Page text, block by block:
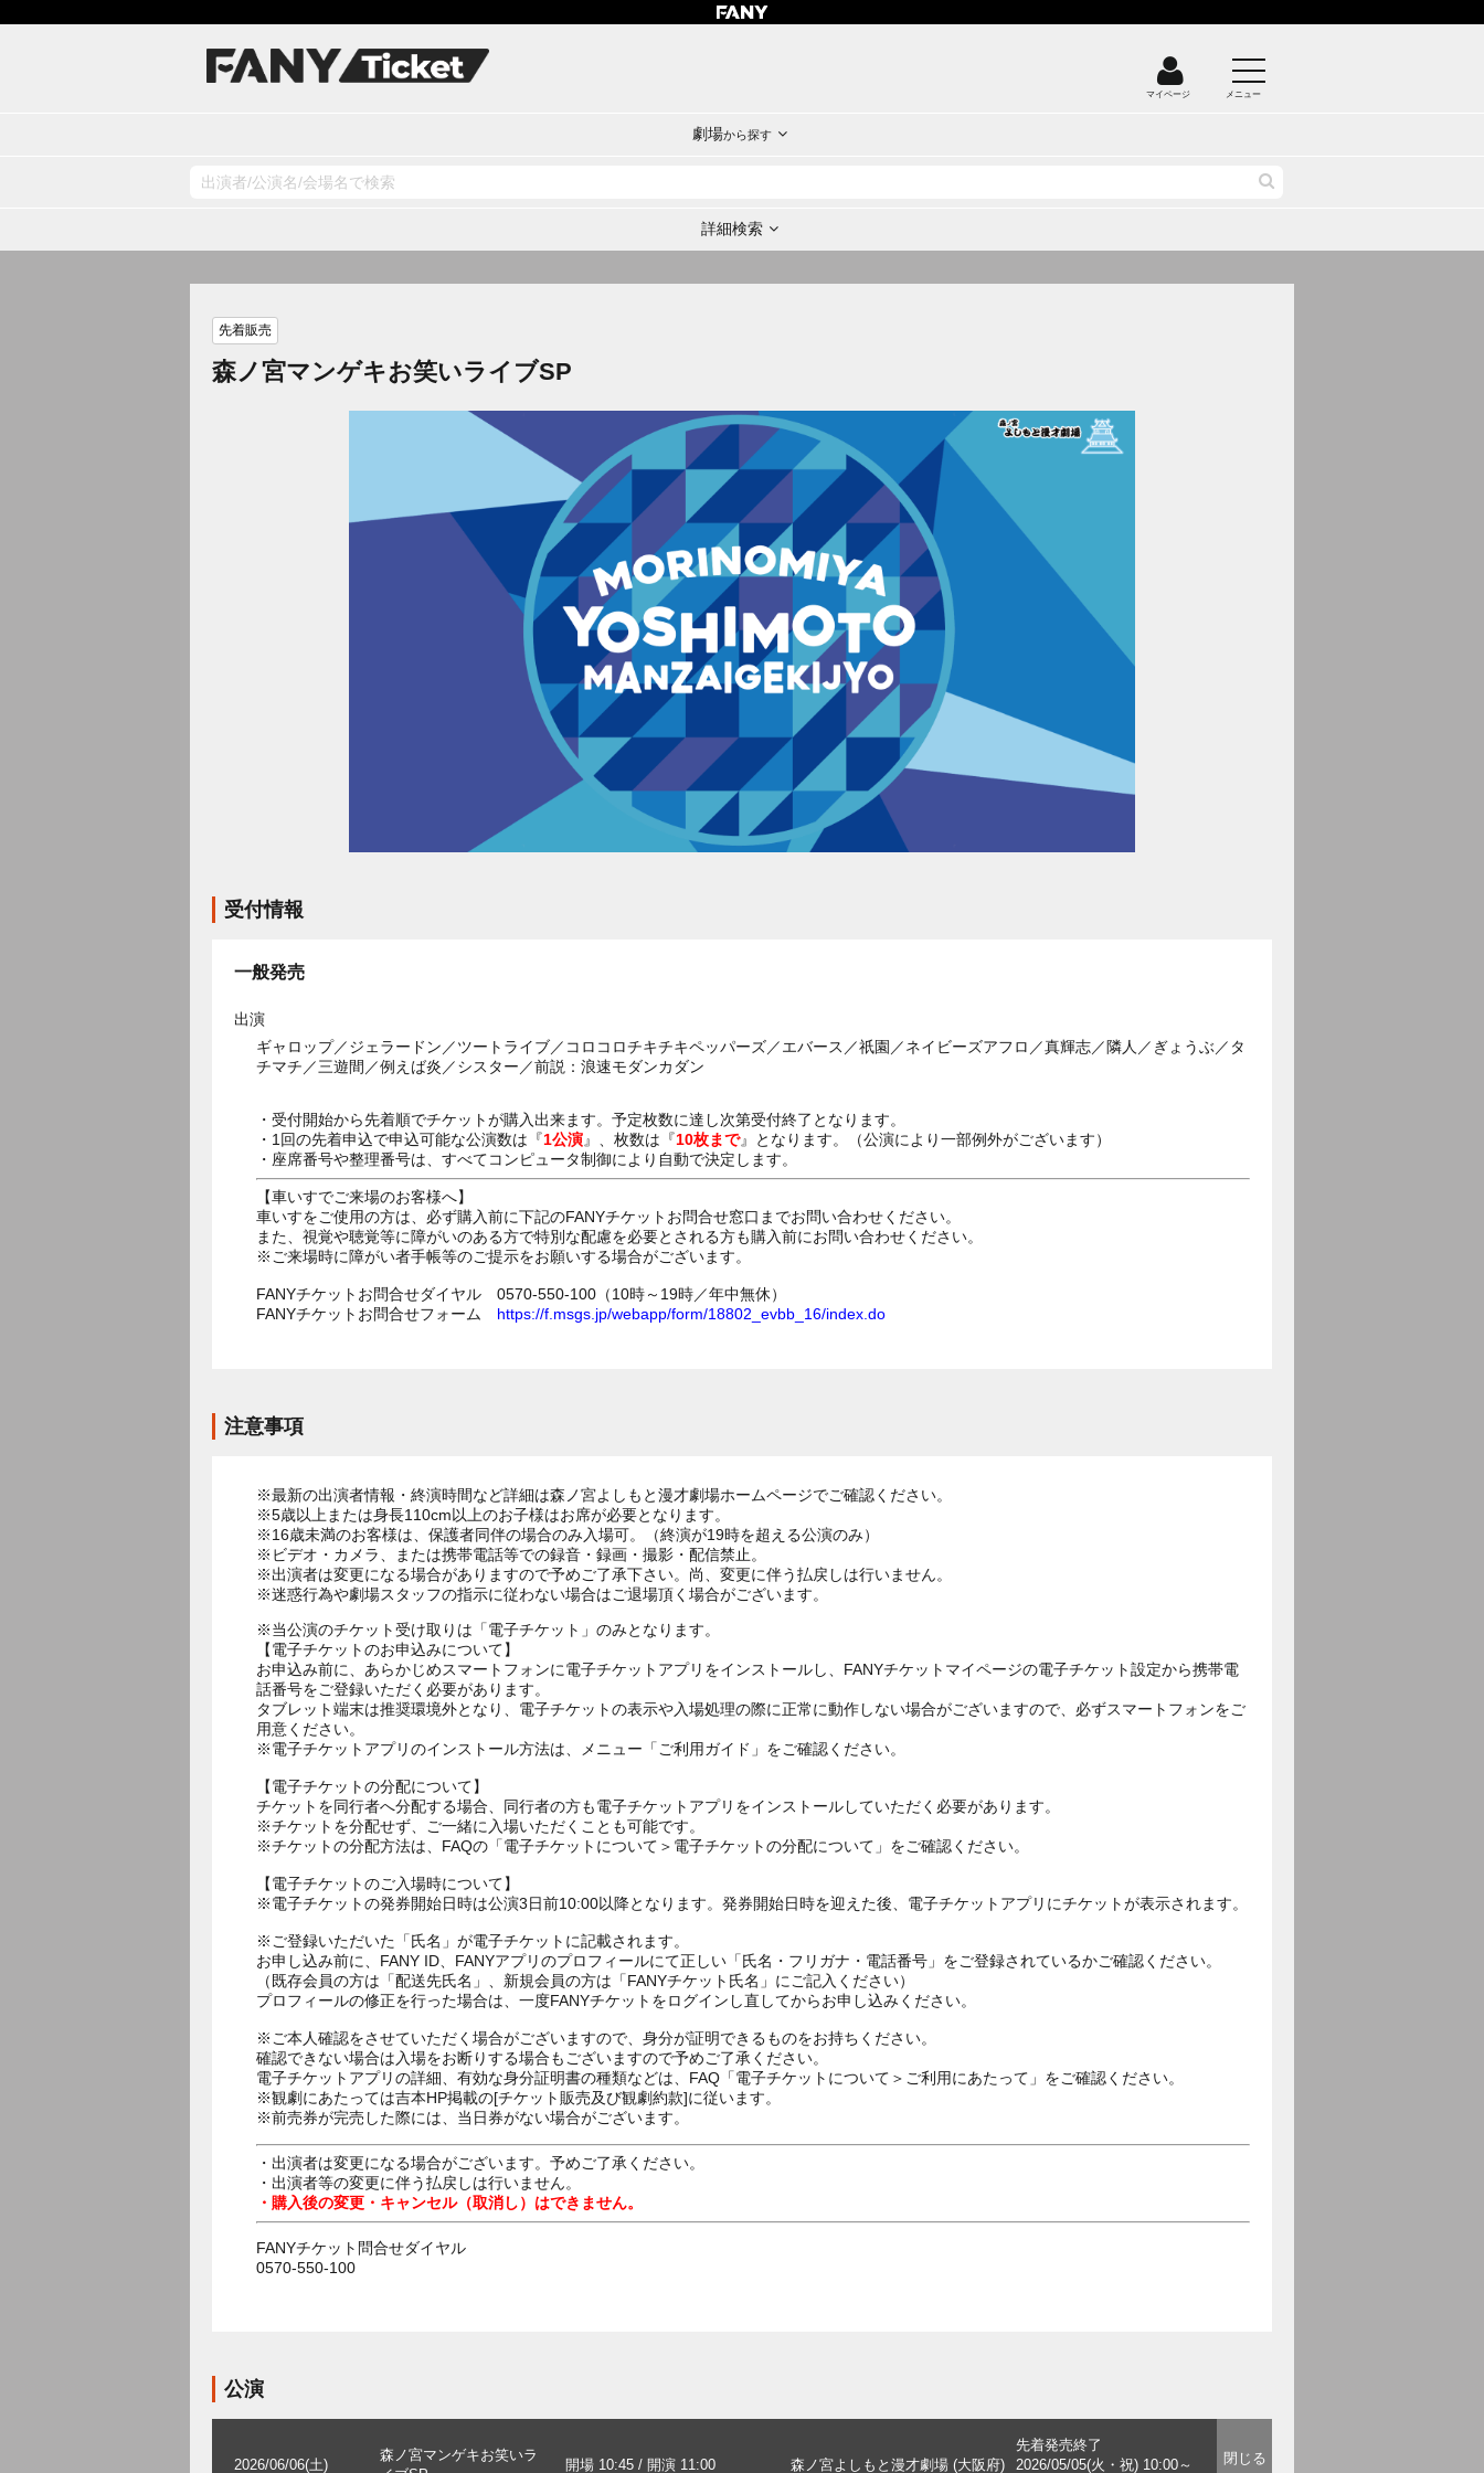
マイページ メニュー
劇場から探す
詳細検索
先着販売
森ノ宮マンゲキお笑いライブSP
受付情報
一般発売
出演
ギャロップ／ジェラードン／ツートライブ／コロコロチキチキペッパーズ／エバース／祇園／ネイビーズアフロ／真輝志／隣人／ぎょうぶ／タ
チマチ／三遊間／例えば炎／シスター／前説：浪速モダンカダン
・受付開始から先着順でチケットが購入出来ます。予定枚数に達し次第受付終了となります。
・1回の先着申込で申込可能な公演数は『1公演』、枚数は『10枚まで』となります。（公演により一部例外がございます）
・座席番号や整理番号は、すべてコンピュータ制御により自動で決定します。
【車いすでご来場のお客様へ】
車いすをご使用の方は、必ず購入前に下記のFANYチケットお問合せ窓口までお問い合わせください。
また、視覚や聴覚等に障がいのある方で特別な配慮を必要とされる方も購入前にお問い合わせください。
※ご来場時に障がい者手帳等のご提示をお願いする場合がございます。
FANYチケットお問合せダイヤル 0570-550-100（10時～19時／年中無休）
FANYチケットお問合せフォーム https://f.msgs.jp/webapp/form/18802_evbb_16/index.do
注意事項
※最新の出演者情報・終演時間など詳細は森ノ宮よしもと漫才劇場ホームページでご確認ください。
※5歳以上または身長110cm以上のお子様はお席が必要となります。
※16歳未満のお客様は、保護者同伴の場合のみ入場可。（終演が19時を超える公演のみ）
※ビデオ・カメラ、または携帯電話等での録音・録画・撮影・配信禁止。
※出演者は変更になる場合がありますので予めご了承下さい。尚、変更に伴う払戻しは行いません。
※迷惑行為や劇場スタッフの指示に従わない場合はご退場頂く場合がございます。
※当公演のチケット受け取りは「電子チケット」のみとなります。
【電子チケットのお申込みについて】
お申込み前に、あらかじめスマートフォンに電子チケットアプリをインストールし、FANYチケットマイページの電子チケット設定から携帯電
話番号をご登録いただく必要があります。
タブレット端末は推奨環境外となり、電子チケットの表示や入場処理の際に正常に動作しない場合がございますので、必ずスマートフォンをご
用意ください。
※電子チケットアプリのインストール方法は、メニュー「ご利用ガイド」をご確認ください。
【電子チケットの分配について】
チケットを同行者へ分配する場合、同行者の方も電子チケットアプリをインストールしていただく必要があります。
※チケットを分配せず、ご一緒に入場いただくことも可能です。
※チケットの分配方法は、FAQの「電子チケットについて＞電子チケットの分配について」をご確認ください。
【電子チケットのご入場時について】
※電子チケットの発券開始日時は公演3日前10:00以降となります。発券開始日時を迎えた後、電子チケットアプリにチケットが表示されます。
※ご登録いただいた「氏名」が電子チケットに記載されます。
お申し込み前に、FANY ID、FANYアプリのプロフィールにて正しい「氏名・フリガナ・電話番号」をご登録されているかご確認ください。
（既存会員の方は「配送先氏名」、新規会員の方は「FANYチケット氏名」にご記入ください）
プロフィールの修正を行った場合は、一度FANYチケットをログインし直してからお申し込みください。
※ご本人確認をさせていただく場合がございますので、身分が証明できるものをお持ちください。
確認できない場合は入場をお断りする場合もございますので予めご了承ください。
電子チケットアプリの詳細、有効な身分証明書の種類などは、FAQ「電子チケットについて＞ご利用にあたって」をご確認ください。
※観劇にあたっては吉本HP掲載の[チケット販売及び観劇約款]に従います。
※前売券が完売した際には、当日券がない場合がございます。
・出演者は変更になる場合がございます。予めご了承ください。
・出演者等の変更に伴う払戻しは行いません。
・購入後の変更・キャンセル（取消し）はできません。
FANYチケット問合せダイヤル
0570-550-100
公演
2026/06/06(土)
森ノ宮マンゲキお笑いラ
開場 10:45 / 開演 11:00 森ノ宮よしもと漫才劇場 (大阪府)
先着発売終了
2026/05/05(火・祝) 10:00～